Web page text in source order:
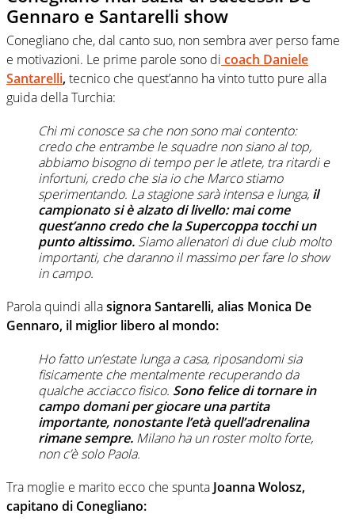
Gennaro e Santarelli show
Conegliano che, dal canto suo, non sembra aver perso fame
e motivazioni. Le prime parole sono di coach Daniele
Santarelli,tecnico che quest’anno ha vinto tutto pure alla
guida della Turchia:
Chi mi conosce sa che non sono mai contento:
credo che entrambe le squadre non siano al top,
abbiamo bisogno di tempo per le atlete, tra ritardi e
infortuni, credo che sia io che Marco stiamo
sperimentando. La stagione sarà intensa e lunga, il
campionato si è alzato di livello: mai come
quest’anno credo che la Supercoppa tocchi un
punto altissimo. Siamo allenatori di due club molto
importanti, che daranno il massimo per fare lo show
in campo.
Parola quindi allasignora Santarelli, alias Monica De
Gennaro, il miglior libero al mondo:
Ho fatto un’estate lunga a casa, riposandomi sia
fisicamente che mentalmente recuperando da
qualche acciacco fisico. Sono felice di tornare in
campo domani per giocare una partita
importante, nonostante l’età quell’adrenalina
rimane sempre. Milano ha un roster molto forte,
non c’è solo Paola.
Tra moglie e marito ecco che spunta Joanna Wolosz,
capitano di Conegliano: